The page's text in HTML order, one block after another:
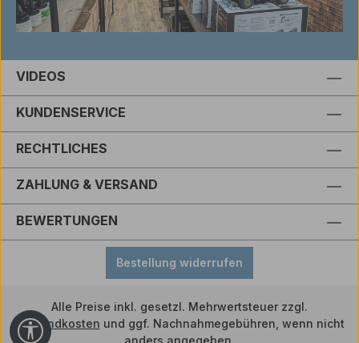
VIDEOS
KUNDENSERVICE
RECHTLICHES
ZAHLUNG & VERSAND
BEWERTUNGEN
Bestellung widerrufen
Alle Preise inkl. gesetzl. Mehrwertsteuer zzgl.
Versandkosten und ggf. Nachnahmegebühren, wenn nicht
anders angegeben.
Werkzeugleiste anzeigen